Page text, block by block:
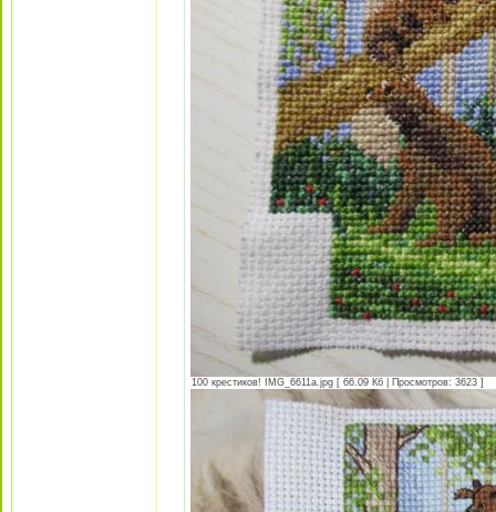
100 крестиков! IMG_6611а.jpg [ 66.09 Кб | Просмотров: 3623 ]